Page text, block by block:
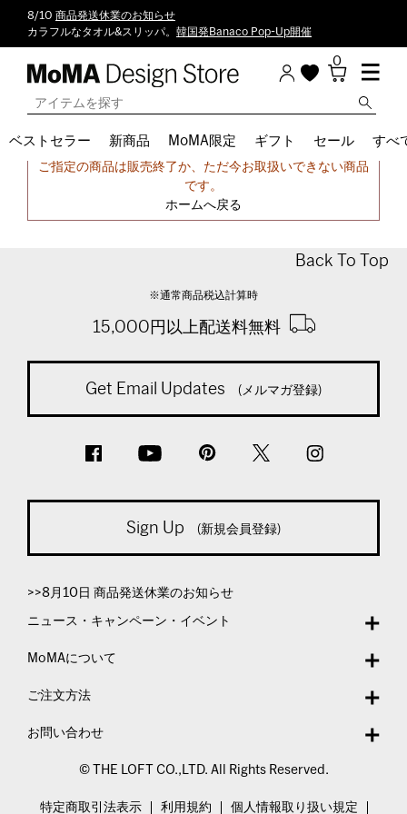
8/10 商品発送休業のお知らせ
カラフルなタオル&スリッパ。 韓国発Banaco Pop-Up開催
0
ベストセラー 新商品 MoMA限定 ギフト セール すべ
申し訳ございません。
ご指定の商品は販売終了か、ただ今お取扱いできない商品
です。
ホームへ戻る
Back To Top
※通常商品税込計算時
15,000円以上配送料無料
Get Email Updates (メルマガ登録)
Sign Up (新規会員登録)
>>8月10日 商品発送休業のお知らせ
ニュース・キャンペーン・イベント
MoMAについて
ご注文方法
お問い合わせ
© THE LOFT CO.,LTD. All Rights Reserved.
特定商取引法表示 利用規約 個人情報取り扱い規定